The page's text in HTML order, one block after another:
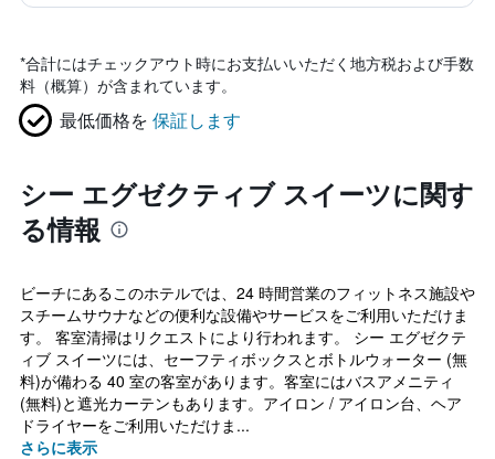
*合計にはチェックアウト時にお支払いいただく地方税および手数
料（概算）が含まれています。
最低価格を 保証します
シー エグゼクティブ スイーツに関す
る情報
ビーチにあるこのホテルでは、24 時間営業のフィットネス施設や
スチームサウナなどの便利な設備やサービスをご利用いただけま
す。 客室清掃はリクエストにより行われます。 シー エグゼクテ
ィブ スイーツには、セーフティボックスとボトルウォーター (無
料)が備わる 40 室の客室があります。客室にはバスアメニティ
(無料)と遮光カーテンもあります。アイロン / アイロン台、ヘア
ドライヤーをご利用いただけま...
さらに表示